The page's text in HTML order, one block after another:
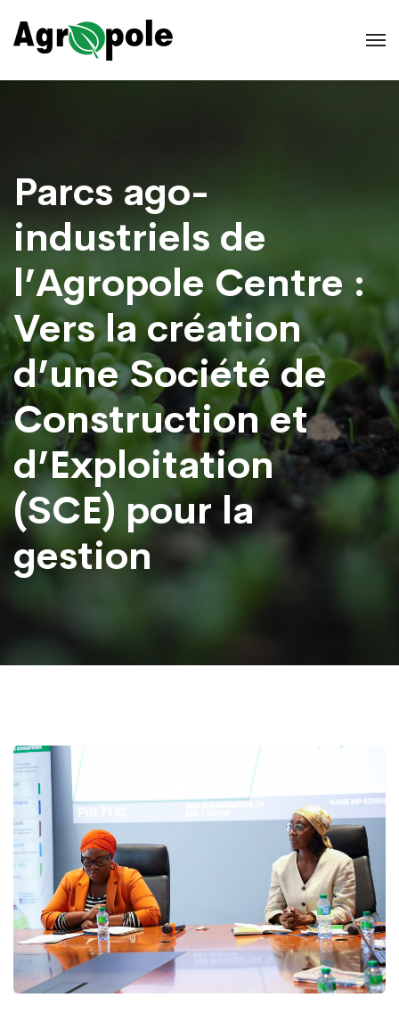
Parcs ago-
industriels de
l’Agropole Centre :
Vers la création
d’une Société de
Construction et
d’Exploitation
(SCE) pour la
gestion